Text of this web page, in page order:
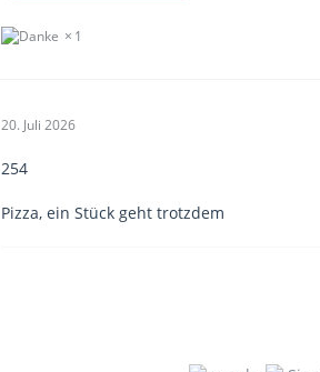
1
20. Juli 2026
254
Pizza, ein Stück geht trotzdem